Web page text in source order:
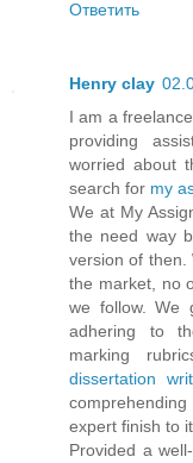
Ответить
Henry clay
I am a
providing
worried about
search for my
We at My
the need way
version of then.
the market, no
we follow. We
adhering to
marking
dissertation
expert finish to it.
Provided a